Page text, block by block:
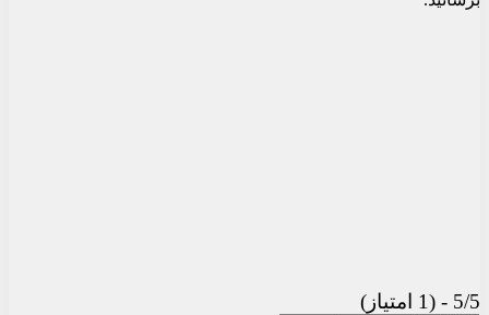
5/5 - (1 امتیاز)